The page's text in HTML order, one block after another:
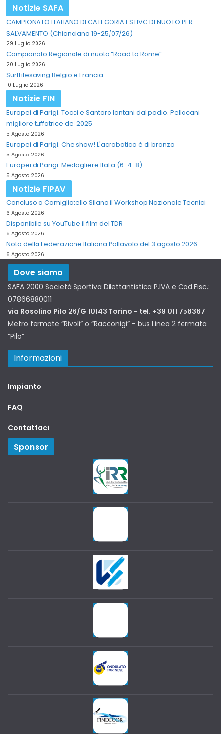
Notizie SAFA
CAMPIONATO ITALIANO DI CATEGORIA ESTIVO DI NUOTO PER
SALVAMENTO (Chianciano 19-25/07/26)
29 Luglio 2026
Campionato Regionale di nuoto “Road to Rome”
20 Luglio 2026
SurfLifesaving Belgio e Francia
10 Luglio 2026
Notizie FIN
Europei di Parigi. Tocci e Santoro lontani dal podio. Pellacani
migliore tuffatrice del 2025
5 Agosto 2026
Europei di Parigi. Che show! L'acrobatico è di bronzo
5 Agosto 2026
Europei di Parigi. Medagliere Italia (6-4-8)
5 Agosto 2026
Notizie FIPAV
Concluso a Camigliatello Silano il Workshop Nazionale Tecnici
6 Agosto 2026
Disponibile su YouTube il film del TDR
6 Agosto 2026
Nota della Federazione Italiana Pallavolo del 3 agosto 2026
6 Agosto 2026
Dove siamo
SAFA 2000 Società Sportiva Dilettantistica P.IVA e Cod.Fisc.:
07866880011
via Rosolino Pilo 26/G 10143 Torino - tel. +39 011 758367
Metro fermate “Rivoli” o “Racconigi” - bus Linea 2 fermata
“Pilo”
Informazioni
Impianto
FAQ
Contattaci
Sponsor